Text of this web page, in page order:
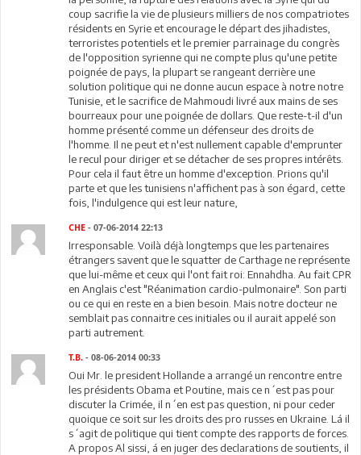
coup sacrifie la vie de plusieurs milliers de nos compatriotes
résidents en Syrie et encourage le départ des jihadistes,
terroristes potentiels et le premier parrainage du congrès
de l'opposition syrienne qui ne compte plus qu'une petite
poignée de pays, la plupart se rangeant derrière une
solution politique qui ne donne aucun espace à notre notre
Tunisie, et le sacrifice de Mahmoudi livré aux mains de ses
bourreaux pour une poignée de dollars. Que reste-t-il d'un
homme présenté comme un défenseur des droits de
l'homme. Il ne peut et n'est nullement capable d'emprunter
le recul pour diriger et se détacher de ses propres intérêts.
Pour cela il faut être un homme d'exception. Prions qu'il
parte et que les tunisiens n'affichent pas à son égard, cette
fois, l'indulgence qui est leur nature,
CHE - 07-06-2014 22:13
Irresponsable. Voilà déjà longtemps que les partenaires
étrangers savent que le squatter de Carthage ne représente
que lui-même et ceux qui l'ont fait roi: Ennahdha. Au fait CPR
en Anglais c'est "Réanimation cardio-pulmonaire". Son parti
ou ce qui en reste en a bien besoin. Mais notre docteur ne
semblait pas connaitre ces initiales ou il aurait appelé son
parti autrement.
T.B. - 08-06-2014 00:33
Oui Mr. le president Hollande a arrangé un rencontre entre
les présidents Obama et Poutine, mais ce n´est pas pour
discuter la Crimée, il n´en est pas question, ni pour ceder
quoique ce soit sur les droits des pro russes en Ukraine. Lá il
s´agit de politique qui tient compte des rapports de forces.
A propos Al sissi, á en juger des declarations de soutients, il